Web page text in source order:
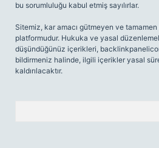
bu sorumluluğu kabul etmiş sayılırlar.
Sitemiz, kar amacı gütmeyen ve
platformudur. Hukuka ve yasal
düşündüğünüz içerikleri,
bildirmeniz halinde, ilgili içerikler yasal
kaldırılacaktır.